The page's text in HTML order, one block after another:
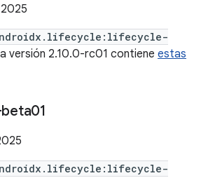
versión 2.10.0-rc01 contiene estas